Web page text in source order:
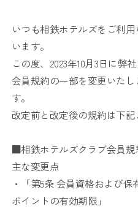
いつも相鉄ホテルズをご利
います。
この度、2023年10月3日に弊
会員規約の一部を変更いた
す。
改定前と改定後の規約は下記
■相鉄ホテルズクラブ会員規
主な変更点
・「第5条 会員資格および
ポイントの有効期限」